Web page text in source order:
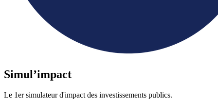
Simul’impact
Le 1er simulateur d'impact des investissements publics.